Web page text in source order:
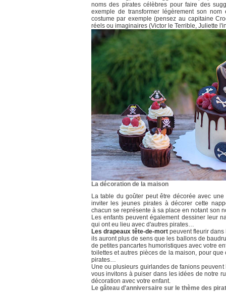
noms des pirates célèbres pour faire des
exemple de transformer légèrement son
costume par exemple (pensez au capitaine
réels ou imaginaires (Victor le Terrible, Juliette
La décoration de la maison
La table du goûter peut être décorée avec
inviter les jeunes pirates à décorer cette
chacun se représente à sa place en notant son
Les enfants peuvent également dessiner leur
qui ont eu lieu avec d'autres pirates…
Les drapeaux tête-de-mortpeuvent fleurir dans
ils auront plus de sens que les ballons de
de petites pancartes humoristiques avec votre
toilettes et autres pièces de la maison, pour
pirates…
Une ou plusieurs guirlandes de fanions
vous invitons à puiser dans les idées de notre
décoration avec votre enfant.
Le gâteau d'anniversaire sur le thème des